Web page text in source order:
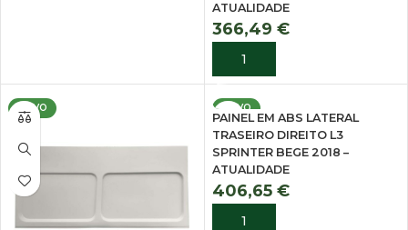
ATUALIDADE
366,49 €
ADICIONAR
NOVO NOVO
PAINEL EM ABS LATERAL
TRASEIRO DIREITO L3
SPRINTER BEGE 2018 –
ATUALIDADE
406,65 €
ADICIONAR